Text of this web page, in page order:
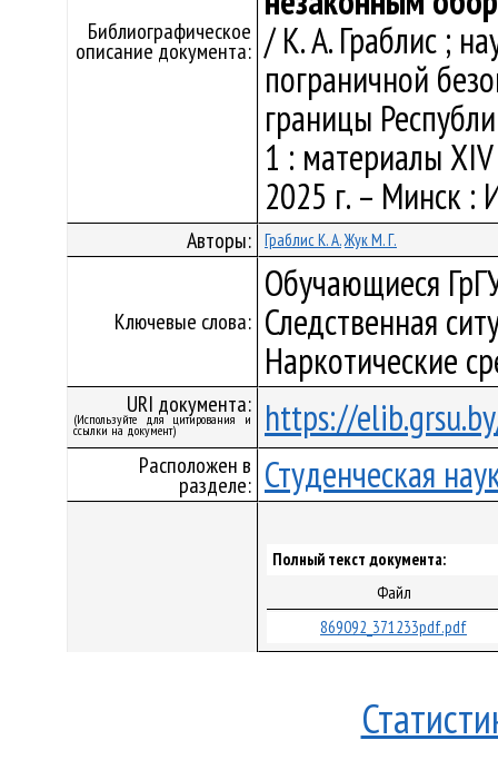
Библиографическое
описание документа: / К. А. Граблис ;
пограничной
границы
1 : материалы
2025 г. – Минск :
Авторы: Граблис К. А.Жук М. Г.
Ключевые слова:
Обучающиеся
Следственная
Наркотические
URI документа:
(Используйте для цитирования и
ссылки на документ) https://
Расположен в
разделе: Студенческая
Полный текст документа:
Файл
869092_371233pdf.pdf